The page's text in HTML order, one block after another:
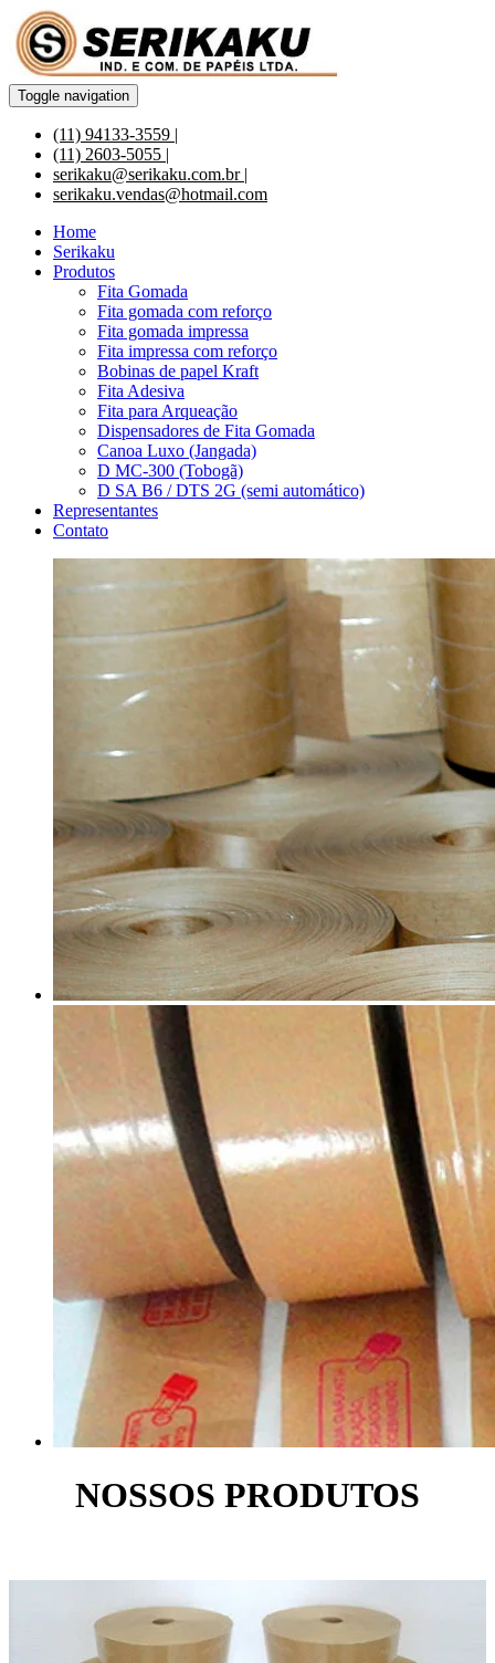
Toggle navigation
(11) 94133-3559 |
(11) 2603-5055 |
serikaku@serikaku.com.br |
serikaku.vendas@hotmail.com
Home
Serikaku
Produtos
Fita Gomada
Fita gomada com reforço
Fita gomada impressa
Fita impressa com reforço
Bobinas de papel Kraft
Fita Adesiva
Fita para Arqueação
Dispensadores de Fita Gomada
Canoa Luxo (Jangada)
D MC-300 (Tobogã)
D SA B6 / DTS 2G (semi automático)
Representantes
Contato
NOSSOS PRODUTOS